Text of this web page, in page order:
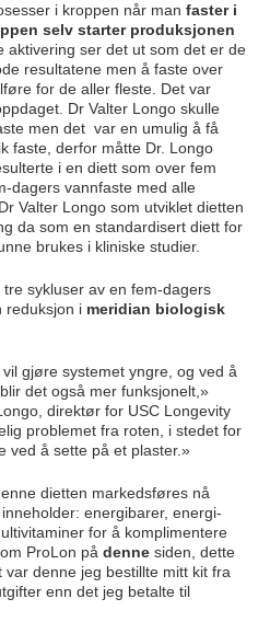
i kroppen når man faster i
selv starter produksjonen
aktivering ser det ut som det er de
resultatene men å faste over
for de aller fleste. Det var
Dr Valter Longo skulle
men det var en umulig å få
faste, derfor måtte Dr. Longo
i en diett som over fem
dagers vannfaste med alle
Valter Longo som utviklet dietten
da som en standardisert diett for
brukes i kliniske studier.
sykluser av en fem-dagers
reduksjon i meridian biologisk
gjøre systemet yngre, og ved å
det også mer funksjonelt,»
direktør for USC Longevity
problemet fra roten, i stedet for
ved å sette på et plaster.»
dietten markedsføres nå
energibarer, energi-
for å komplimentere
ProLon på denne siden, dette
denne jeg bestillte mitt kit fra
enn det jeg betalte til